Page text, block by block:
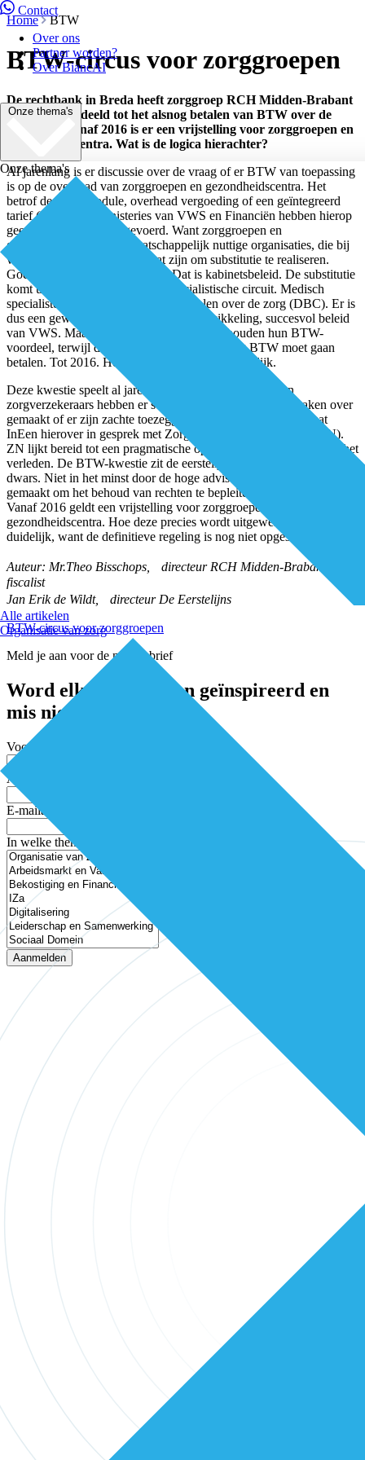
Contact
Over ons
Partner worden?
Over BiancAI
Onze thema's
Onze thema's
Alle artikelen
Organisatie van zorg
Home BTW
BTW-circus voor zorggroepen
De rechtbank in Breda heeft zorggroep RCH Midden-Brabant
recent veroordeeld tot het alsnog betalen van BTW over de
overhead. Vanaf 2016 is er een vrijstelling voor zorggroepen en
gezondheidscentra. Wat is de logica hierachter?
Al jarenlang is er discussie over de vraag of er BTW van toepassing
is op de overhead van zorggroepen en gezondheidscentra. Het
betrof de GEZ-module, overhead vergoeding of een geïntegreerd
tarief (DBC). De ministeries van VWS en Financiën hebben hierop
geen afgestemd beleid gevoerd. Want zorggroepen en
gezondheidscentra zijn maatschappelijk nuttige organisaties, die bij
veel chronische ziekten in staat zijn om substitutie te realiseren.
Goedkopere zorg dicht bij huis. Dat is kabinetsbeleid. De substitutie
komt uit het duurdere medisch-specialistische circuit. Medisch
specialisten hoeven geen BTW te betalen over de zorg (DBC). Er is
dus een gewenste maatschappelijke ontwikkeling, succesvol beleid
van VWS. Maar duurdere ziekenhuizen behouden hun BTW-
voordeel, terwijl de goedkopere eerstelijnszorg BTW moet gaan
betalen. Tot 2016. Het level playing field is ongelijk.
Deze kwestie speelt al jaren en eerstelijnsorganisaties en
zorgverzekeraars hebben er soms harde contractuele afspraken over
gemaakt of er zijn zachte toezeggingen gedaan. Eind april gaat
InEen hierover in gesprek met Zorgverzekeraars Nederland (ZN).
ZN lijkt bereid tot een pragmatische oplossing voor de schade uit het
verleden. De BTW-kwestie zit de eerstelijnszorg desondanks flink
dwars. Niet in het minst door de hoge adviseurskosten die worden
gemaakt om het behoud van rechten te bepleiten.
Vanaf 2016 geldt een vrijstelling voor zorggroepen en
gezondheidscentra. Hoe deze precies wordt uitgewerkt is niet geheel
duidelijk, want de definitieve regeling is nog niet opgesteld.
Auteur: Mr.Theo Bisschops, directeur RCH Midden-Brabant en
fiscalist
Jan Erik de Wildt, directeur De Eerstelijns
BTW-circus voor zorggroepen
Meld je aan voor de nieuwsbrief
Word elke twee weken geïnspireerd en
mis niets
Voornaam
Achternaam
E-mailadres
In welke thema’s ben je geïnteresseerd?
Aanmelden